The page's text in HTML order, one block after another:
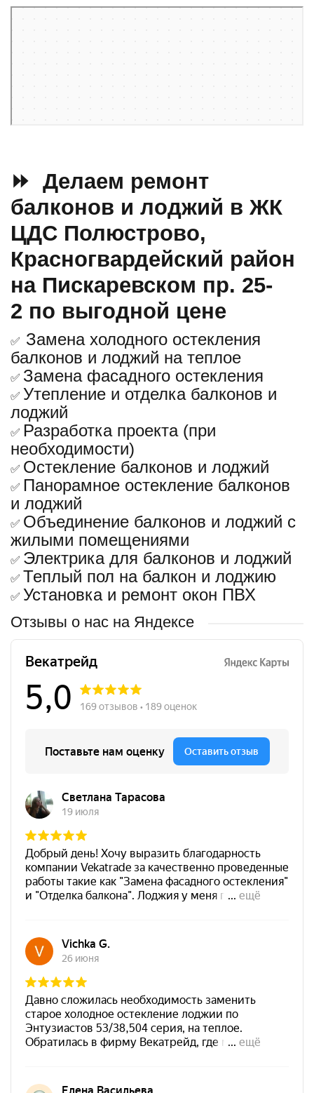
⏩ Делаем ремонт
балконов и лоджий в ЖК
ЦДС Полюстрово,
Красногвардейский район
на Пискаревском пр. 25-
2 по выгодной цене
✅ Замена холодного остекления
балконов и лоджий на теплое
✅ Замена фасадного остекления
✅ Утепление и отделка балконов и
лоджий
✅ Разработка проекта (при
необходимости)
✅ Остекление балконов и лоджий
✅ Панорамное остекление балконов
и лоджий
✅ Объединение балконов и лоджий с
жилыми помещениями
✅ Электрика для балконов и лоджий
✅ Теплый пол на балкон и лоджию
✅ Установка и ремонт окон ПВХ
Отзывы о нас на Яндексе